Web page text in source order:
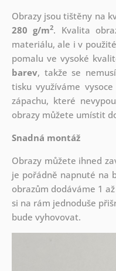
Obrazy jsou tištěny na
280 g/m2. Kvalita
materiálu, ale i v
pomalu ve vysoké
barev, takže se
tisku využíváme
zápachu, které
obrazy můžete umístit
Snadná montáž
Obrazy můžete ihned
je pořádně napnuté na
obrazům dodáváme 1
si na rám jednoduše
bude vyhovovat.